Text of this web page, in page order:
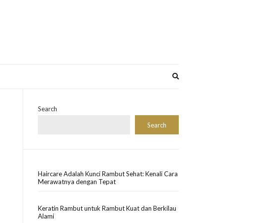
Search
Search
Haircare Adalah Kunci Rambut Sehat: Kenali Cara
Merawatnya dengan Tepat
Keratin Rambut untuk Rambut Kuat dan Berkilau
Alami